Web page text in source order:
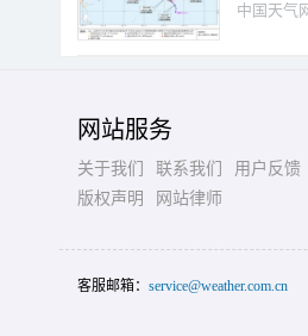
中国天气
网站服务
关于我们 联系我们
用户反馈
版权声明
网站律师
客服邮箱： service@weather.com.cn